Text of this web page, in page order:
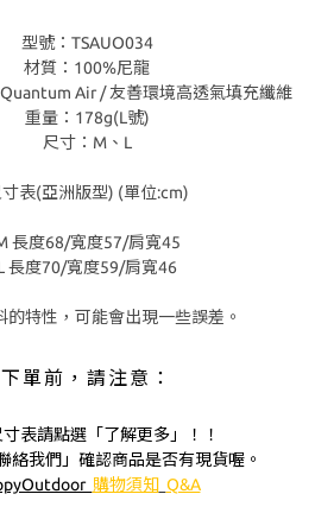
型號：TSAUO034
材質：100%尼龍
Air / 友善環境高透氣填充纖維
重量：178g(L號)
尺寸：M、L
寸表(亞洲版型) (單位:cm)
長度68/寬度57/肩寬45
長度70/寬度59/肩寬46
的特性，可能會出現一些誤差。
下單前，請注意：
表請點選「了解更多」！！
絡我們」確認商品是否有現貨喔。
購物須知 Q&A